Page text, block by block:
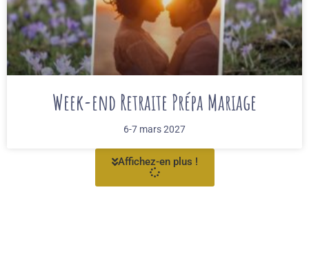
Week-end Retraite Prépa Mariage
6-7 mars 2027
Affichez-en plus !